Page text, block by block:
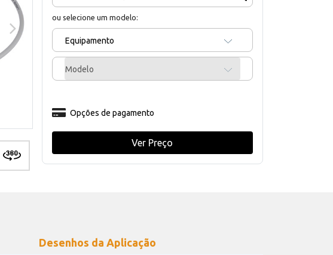
ou selecione um modelo:
Equipamento
Modelo
Opções de pagamento
Ver Preço
Desenhos da Aplicação